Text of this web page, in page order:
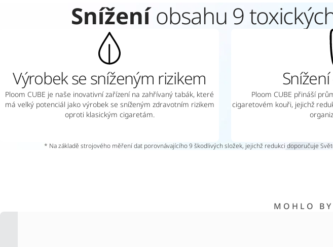
Sníženíobsahu 9
Výrobek se sníženým rizikem
Ploom CUBE je naše inovativní zařízení na zahřívaný tabák, které
má velký potenciál jako výrobek se sníženým zdravotním rizikem
oproti klasickým cigaretám.
Ploom CUBE přináší
cigaretovém kouři, jejichž
* Na základě strojového měření dat porovnávajícího 9 škodlivých složek, jejichž redukci doporučuje
MOHLO